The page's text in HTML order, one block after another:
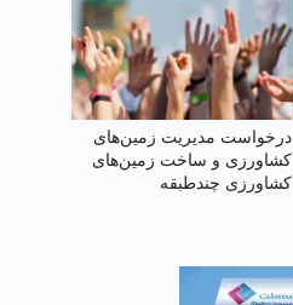
درخواست مدیریت زمین‌های
کشاورزی و ساخت زمین‌های
کشاورزی چندطبقه